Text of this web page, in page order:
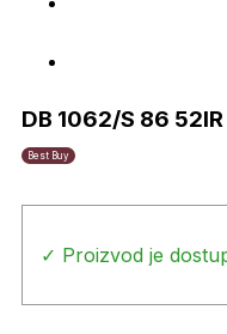
DB 1062/S 86 52IR
Best Buy
✓ Proizvod je